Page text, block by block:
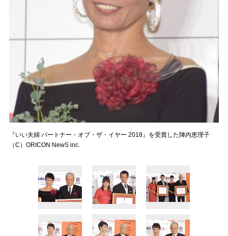
『いい夫婦 パートナー・オブ・ザ・イヤー 2018』を受賞した陣内恵理子
（C）ORICON NewS inc.